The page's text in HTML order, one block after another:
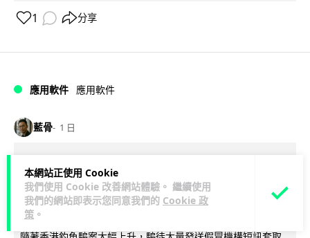
本網站正使用 Cookie
我們使用 Cookie 改善網站體驗。 繼續使用
我們的網站即表示您同意我們的 Cookie 政
策 。
1 分享
應用軟件 應用軟件
藍骨 1 日
詐騙短訊源源不絕背後是個人資料外
洩 Surfshark Antiscam Hub 由源頭
減少數據曝光